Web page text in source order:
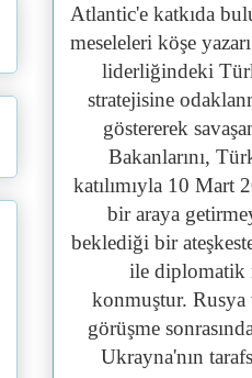
Atlantic'e katkıda
meseleleri köşe yazarı
liderliğindeki
stratejisine
göstererek
Bakanlarını,
katılımıyla 10 Mart
bir araya
beklediği bir
ile diplomatik
konmuştur.Rusya
görüşme
Ukrayna'nın